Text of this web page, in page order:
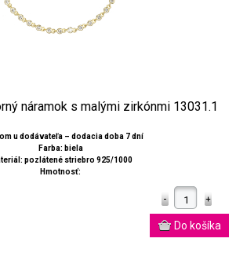
náramok s malými zirkónmi 13031.1
u dodávateľa – dodacia doba 7 dní
Farba: biela
pozlátené striebro 925/1000
Hmotnosť: